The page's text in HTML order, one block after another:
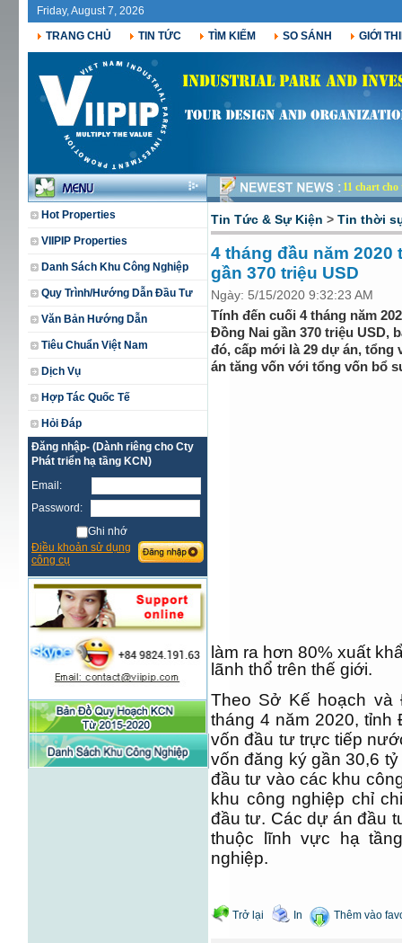
Friday, August 7, 2026
TRANG CHỦ
TIN TỨC TÌM KIẾM SO SÁNH GIỚI
Hot Properties
VIIPIP Properties
Danh Sách Khu Công Nghiệp
Quy Trình/Hướng Dẫn Đầu Tư
Văn Bản Hướng Dẫn
Tiêu Chuẩn Việt Nam
Dịch Vụ
Hợp Tác Quốc Tế
Hỏi Đáp
Đăng nhập- (Dành riêng cho Cty
Phát triển hạ tầng KCN)
Email:
Password:
Ghi nhớ
Điều khoản sử dụng
công cụ
11 chart
Tin Tức & Sự Kiện > Tin thời
4 tháng đầu năm
gần 370 triệu USD
Ngày: 5/15/2020 9:32:23 AM
Tính đến cuối 4 tháng năm
Đồng Nai gần 370 triệu USD,
đó, cấp mới là 29 dự án, tổng
án tăng vốn với tổng vốn bổ
làm ra hơn 80% xuất
lãnh thổ trên thế giới.
Theo Sở Kế hoạch
tháng 4 năm 2020,
vốn đầu tư trực tiếp
vốn đăng ký gần 30,6
đầu tư vào các khu
khu công nghiệp chỉ
đầu tư. Các dự án đầu
thuộc lĩnh vực hạ
nghiệp.
Trở lại In Thêm vào